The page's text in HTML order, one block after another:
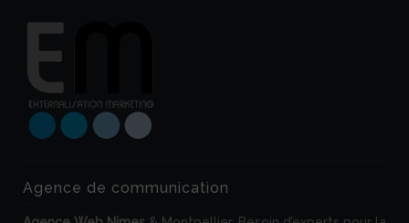
Agence de communication